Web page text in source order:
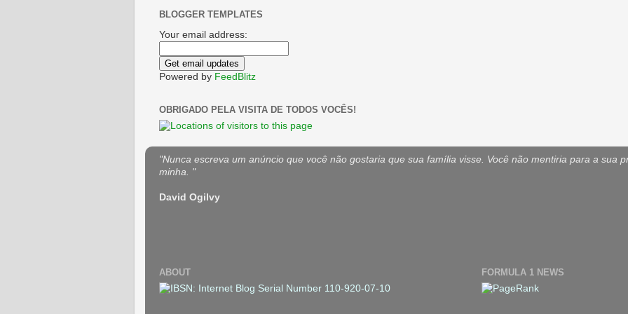
BLOGGER TEMPLATES
Your email address:
Powered by FeedBlitz
OBRIGADO PELA VISITA DE TODOS VOCÊS!
"Nunca escreva um anúncio que você não gostaria que sua família visse. Você não mentiria para a sua
minha. "
David Ogilvy
ABOUT FORMULA 1 NEWS